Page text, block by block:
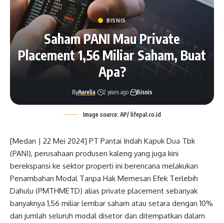
BISNIS
Saham PANI Mau Private
Placement 1,56 Miliar Saham, Buat
Apa?
ByAurelia 2 years ago Bisnis
Image source: AP/ lifepal.co.id
[Medan | 22 Mei 2024] PT Pantai Indah Kapuk Dua Tbk
(PANI), perusahaan produsen kaleng yang juga kini
berekspansi ke sektor properti ini berencana melakukan
Penambahan Modal Tanpa Hak Memesan Efek Terlebih
Dahulu (PMTHMETD) alias private placement sebanyak
banyaknya 1,56 miliar lembar saham atau setara dengan 10%
dari jumlah seluruh modal disetor dan ditempatkan dalam